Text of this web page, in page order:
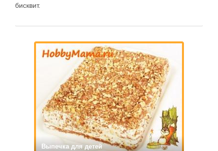
бисквит.
Spread the love
Выпечка для детей